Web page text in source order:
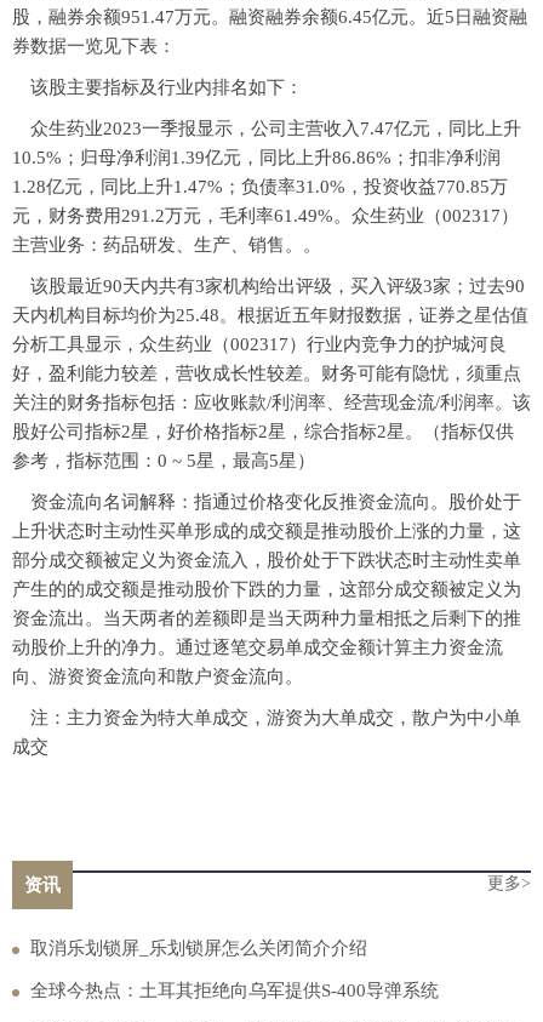
股，融券余额951.47万元。融资融券余额6.45亿元。近5日融资融
券数据一览见下表：
该股主要指标及行业内排名如下：
众生药业2023一季报显示，公司主营收入7.47亿元，同比上升
10.5%；归母净利润1.39亿元，同比上升86.86%；扣非净利润
1.28亿元，同比上升1.47%；负债率31.0%，投资收益770.85万
元，财务费用291.2万元，毛利率61.49%。众生药业（002317）
主营业务：药品研发、生产、销售。。
该股最近90天内共有3家机构给出评级，买入评级3家；过去90
天内机构目标均价为25.48。根据近五年财报数据，证券之星估值
分析工具显示，众生药业（002317）行业内竞争力的护城河良
好，盈利能力较差，营收成长性较差。财务可能有隐忧，须重点
关注的财务指标包括：应收账款/利润率、经营现金流/利润率。该
股好公司指标2星，好价格指标2星，综合指标2星。（指标仅供
参考，指标范围：0 ~ 5星，最高5星）
资金流向名词解释：指通过价格变化反推资金流向。股价处于
上升状态时主动性买单形成的成交额是推动股价上涨的力量，这
部分成交额被定义为资金流入，股价处于下跌状态时主动性卖单
产生的的成交额是推动股价下跌的力量，这部分成交额被定义为
资金流出。当天两者的差额即是当天两种力量相抵之后剩下的推
动股价上升的净力。通过逐笔交易单成交金额计算主力资金流
向、游资资金流向和散户资金流向。
注：主力资金为特大单成交，游资为大单成交，散户为中小单
成交
资讯 更多>
取消乐划锁屏_乐划锁屏怎么关闭简介介绍
全球今热点：土耳其拒绝向乌军提供S-400导弹系统